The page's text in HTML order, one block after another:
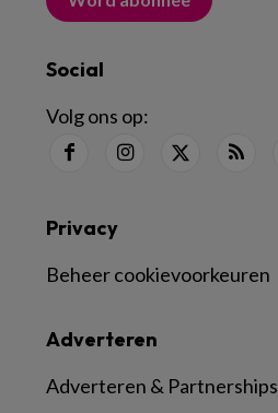
Social
Volg ons op:
Adverteren
Adverteren & Partnerships
Privacy
Beheer cookievoorkeuren